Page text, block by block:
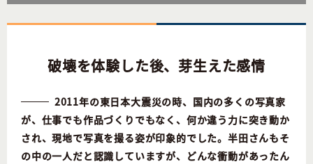
破壊を体験した後、芽生えた感情
2011年の東日本大震災の時、国内の多くの写真家
が、仕事でも作品づくりでもなく、何か違う力に突き動か
され、現地で写真を撮る姿が印象的でした。半田さんもそ
の中の一人だと認識していますが、どんな衝動があったん